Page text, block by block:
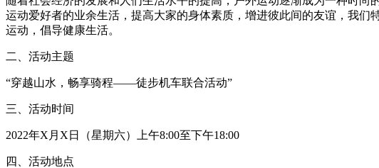
运动爱好者的业余生活，提高大家的身体素质，增进彼此间的友谊，我
运动，倡导健康生活。
二、活动主题
“穿越山水，畅享骑程——徒步机车联合活动”
三、活动时间
2022年X月X日（星期六）上午8:00至下午18:00
四、活动地点